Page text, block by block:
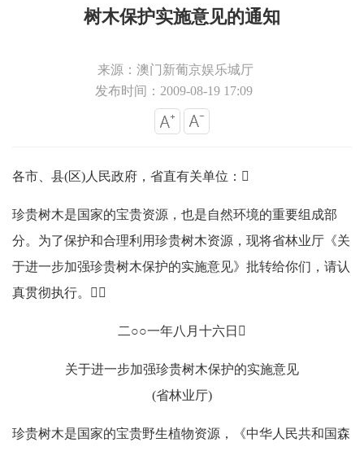
树木保护实施意见的通知
来源：澳门新葡京娱乐城厅
发布时间：2009-08-19 17:09
各市、县(区)人民政府，省直有关单位：
珍贵树木是国家的宝贵资源，也是自然环境的重要组成部
分。为了保护和合理利用珍贵树木资源，现将省林业厅《关
于进一步加强珍贵树木保护的实施意见》批转给你们，请认
真贯彻执行。
二○○一年八月十六日
关于进一步加强珍贵树木保护的实施意见
(省林业厅)
珍贵树木是国家的宝贵野生植物资源，《中华人民共和国森